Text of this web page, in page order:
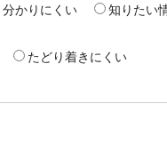
分かりにくい
知りたい
たどり着きにくい